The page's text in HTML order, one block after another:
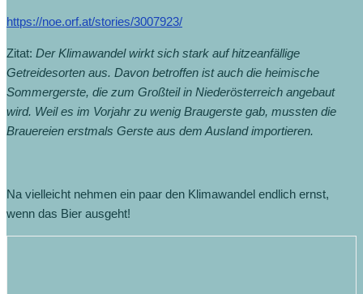
https://noe.orf.at/stories/3007923/
Zitat: Der Klimawandel wirkt sich stark auf hitzeanfällige
Getreidesorten aus. Davon betroffen ist auch die heimische
Sommergerste, die zum Großteil in Niederösterreich angebaut
wird. Weil es im Vorjahr zu wenig Braugerste gab, mussten die
Brauereien erstmals Gerste aus dem Ausland importieren.
Na vielleicht nehmen ein paar den Klimawandel endlich ernst,
wenn das Bier ausgeht!